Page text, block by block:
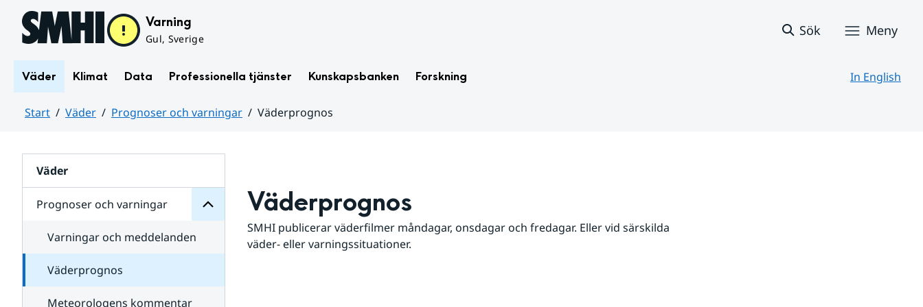
Hoppa till sidans innehåll Varning
Gul, Sverige
Sök Meny
Väder Klimat Data Professionella tjänster Kunskapsbanken Forskning In English
Start Väder Prognoser och varningar
Väderprognos
Väder
Prognoser och varningar
för
varningar
Varningar och meddelanden
Väderprognos
Meteorologens kommentar
Väderprognos
SMHI publicerar väderfilmer måndagar, onsdagar och fredagar. Eller vid särskilda
väder- eller varningssituationer.